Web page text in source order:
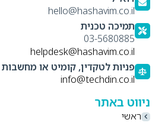
ניווט באתר
ראשי
hello@hashavim.co.il
תמיכה טכנית
03-5680885
helpdesk@hashavim.co.il
פניות לטקדין, קומיט או מחשבות
info@techdin.co.il